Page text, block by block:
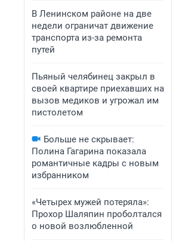
В Ленинском районе на две
недели ограничат движение
транспорта из-за ремонта
путей
Пьяный челябинец закрыл в
своей квартире приехавших на
вызов медиков и угрожал им
пистолетом
Больше не скрывает:
Полина Гагарина показала
романтичные кадры с новым
избранником
«Четырех мужей потеряла»:
Прохор Шаляпин проболтался
о новой возлюбленной